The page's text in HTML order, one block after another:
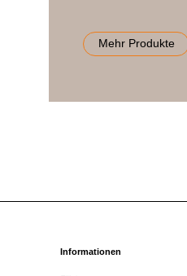
Mehr Produkte
Informationen